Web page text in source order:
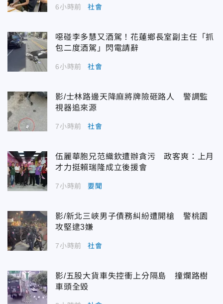
6小時前 社會
噁碰李多慧又酒駕！花蓮鄉長室副主任「抓
包二度酒駕」閃電請辭
6小時前 社會
影/士林路邊天降麻將牌險砸路人 警調監
視器追來源
7小時前 社會
伍麗華胞兄范織欽遭辦貪污 政客爽：上月
才力挺賴瑞隆成立後援會
7小時前 要聞
影/新北三峽男子債務糾紛遭開槍 警桃園
攻堅逮3嫌
7小時前 社會
影/五股大貨車失控衝上分隔島 撞爛路樹
車頭全毀